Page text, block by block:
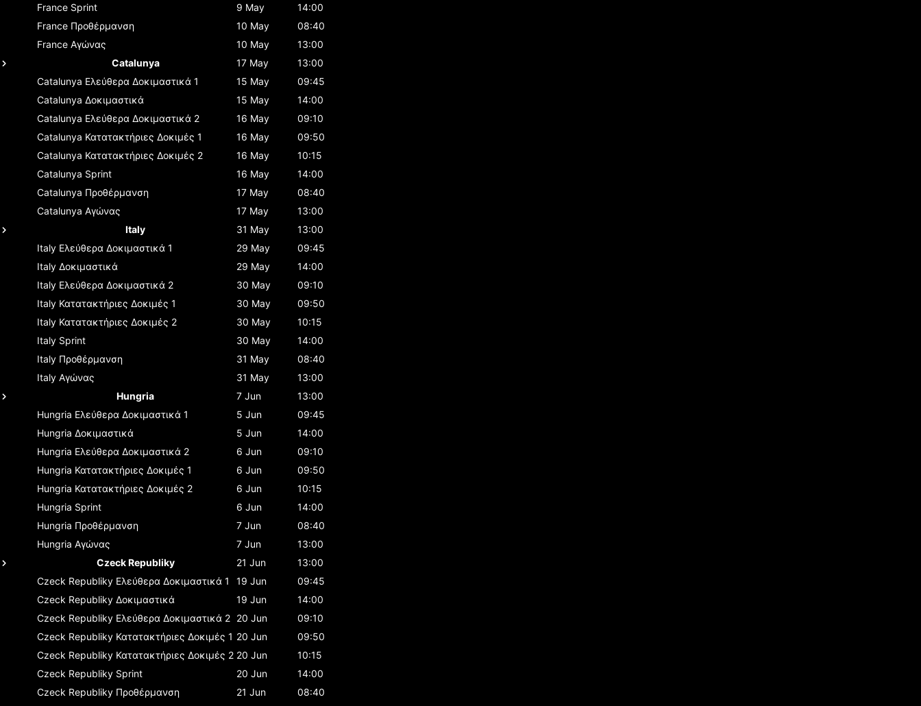
France Sprint 9 May
14:00
France Προθέρμανση 10 May
08:40
France Αγώνας 10 May
13:00
Catalunya
17 May
13:00
Catalunya Ελεύθερα Δοκιμαστικά 1 15 May
09:45
Catalunya Δοκιμαστικά 15 May
14:00
Catalunya Ελεύθερα Δοκιμαστικά 2 16 May
09:10
Catalunya Κατατακτήριες Δοκιμές 1 16 May
09:50
Catalunya Κατατακτήριες Δοκιμές 2 16 May
10:15
Catalunya Sprint 16 May
14:00
Catalunya Προθέρμανση 17 May
08:40
Catalunya Αγώνας 17 May
13:00
Italy
31 May
13:00
Italy Ελεύθερα Δοκιμαστικά 1 29 May
09:45
Italy Δοκιμαστικά 29 May
14:00
Italy Ελεύθερα Δοκιμαστικά 2 30 May
09:10
Italy Κατατακτήριες Δοκιμές 1 30 May
09:50
Italy Κατατακτήριες Δοκιμές 2 30 May
10:15
Italy Sprint 30 May
14:00
Italy Προθέρμανση 31 May
08:40
Italy Αγώνας 31 May
13:00
Hungria
7 Jun
13:00
Hungria Ελεύθερα Δοκιμαστικά 1 5 Jun
09:45
Hungria Δοκιμαστικά 5 Jun
14:00
Hungria Ελεύθερα Δοκιμαστικά 2 6 Jun
09:10
Hungria Κατατακτήριες Δοκιμές 1 6 Jun
09:50
Hungria Κατατακτήριες Δοκιμές 2 6 Jun
10:15
Hungria Sprint 6 Jun
14:00
Hungria Προθέρμανση 7 Jun
08:40
Hungria Αγώνας 7 Jun
13:00
Czeck Republiky
21 Jun
13:00
Czeck Republiky Ελεύθερα Δοκιμαστικά 1 19 Jun
09:45
Czeck Republiky Δοκιμαστικά 19 Jun
14:00
Czeck Republiky Ελεύθερα Δοκιμαστικά 2 20 Jun
09:10
Czeck Republiky Κατατακτήριες Δοκιμές 1 20 Jun
09:50
Czeck Republiky Κατατακτήριες Δοκιμές 2 20 Jun
10:15
Czeck Republiky Sprint 20 Jun
14:00
Czeck Republiky Προθέρμανση 21 Jun
08:40